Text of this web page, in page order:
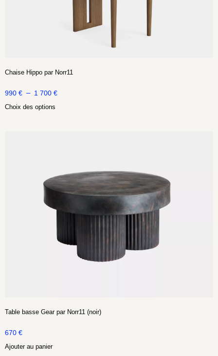
Chaise Hippo par Norr11
990 € – 1 700 €
Choix des options
Table basse Gear par Norr11 (noir)
670 €
Ajouter au panier